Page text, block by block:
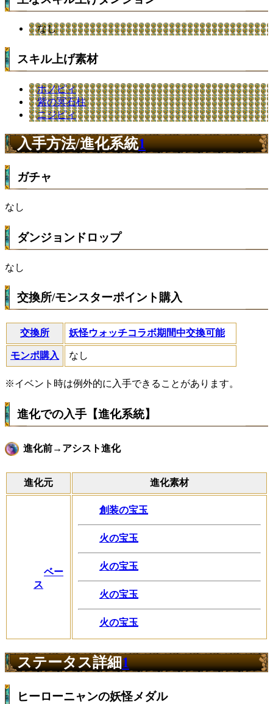
なし
スキル上げ素材
ホノピィ
紫の冥石柱
ニジピィ
入手方法/進化系統1
ガチャ
なし
ダンジョンドロップ
なし
交換所/モンスターポイント購入
交換所 妖怪ウォッチコラボ期間中交換可能
モンポ購入 なし
※イベント時は例外的に入手できることがあります。
進化での入手【進化系統】
進化前→アシスト進化
進化元 進化素材
ベー
ス
創装の宝玉
火の宝玉
火の宝玉
火の宝玉
火の宝玉
ステータス詳細1
ヒーローニャンの妖怪メダル